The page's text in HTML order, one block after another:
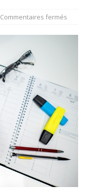
Commentaires fermés